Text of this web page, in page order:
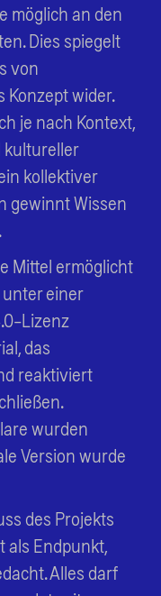
möglich an den
Dies spiegelt
von
Konzept wider.
je nach Kontext,
kultureller
kollektiver
gewinnt Wissen
Mittel ermöglicht
einer
Lizenz
das
reaktiviert
wurden
Version wurde
des Projekts
als Endpunkt,
Alles darf